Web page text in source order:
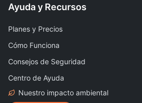
Ayuda y Recursos
Planes y Precios
Cómo Funciona
Consejos de Seguridad
Centro de Ayuda
Nuestro impacto ambiental